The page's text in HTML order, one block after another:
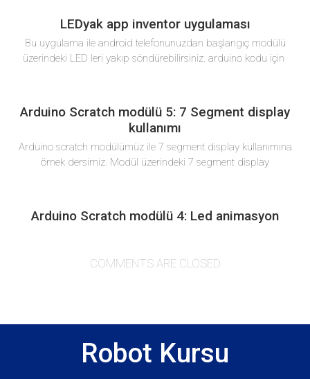
LEDyak app inventor uygulaması
Bu uygulama ile android telefonunuzdan başlangıç modülü
üzerindeki LED leri yakıp söndürebilirsiniz. arduino kodu için
Arduino Scratch modülü 5: 7 Segment display
kullanımı
Arduino scratch modülümüz ile 7 segment display kullanımına
örnek dersimiz. Modül üzerindeki 7 segment display
Arduino Scratch modülü 4: Led animasyon
COMMENTS ARE CLOSED
Robot Kursu